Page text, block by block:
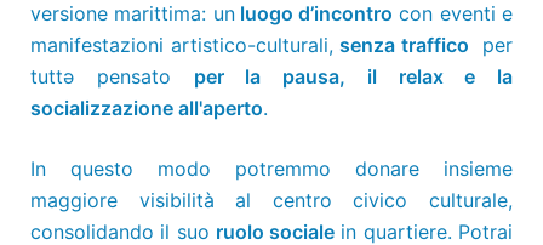
versione marittima: unluogo d’incontro con eventi e
manifestazioni artistico-culturali,senza traffico per
tuttə pensato per la pausa, il relax e la
socializzazione all'aperto.
In questo modo potremmo donare insieme
maggiore visibilità al centro civico culturale,
consolidando il suo ruolo sociale in quartiere. Potrai